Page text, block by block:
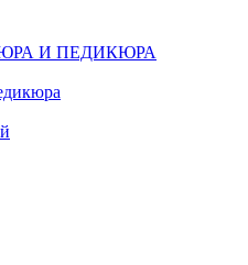
И ПЕДИКЮРА